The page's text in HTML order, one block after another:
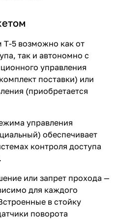
T-5 возможно как от
так и автономно с
управления
поставки) или
(приобретается
управления
обеспечивает
контроля доступа
или запрет прохода —
для каждого
в стойку
поворота